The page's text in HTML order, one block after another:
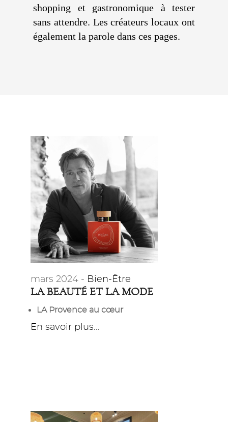
shopping et gastronomique à tester
sans attendre. Les créateurs locaux ont
également la parole dans ces pages.
mars 2024 - Bien-Être
LA BEAUTÉ ET LA MODE
LA Provence au cœur
En savoir plus...